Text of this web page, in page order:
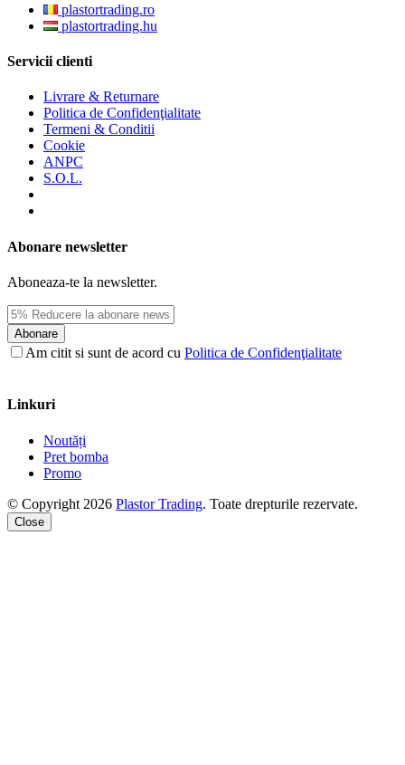
plastortrading.ro
plastortrading.hu
Servicii clienti
Livrare & Returnare
Politica de Confidenţialitate
Termeni & Conditii
Cookie
ANPC
S.O.L.
Abonare newsletter
Aboneaza-te la newsletter.
Abonare
Am citit si sunt de acord cu Politica de Confidenţialitate
Linkuri
Noutăți
Pret bomba
Promo
© Copyright 2026 Plastor Trading. Toate drepturile rezervate.
Close